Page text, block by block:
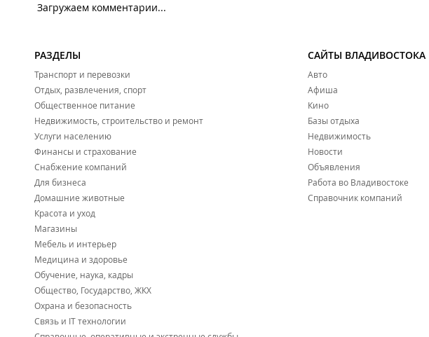
Загружаем комментарии...
РАЗДЕЛЫ
Транспорт и перевозки
Отдых, развлечения, спорт
Общественное питание
Недвижимость, строительство и ремонт
Услуги населению
Финансы и страхование
Снабжение компаний
Для бизнеса
Домашние животные
Красота и уход
Магазины
Мебель и интерьер
Медицина и здоровье
Обучение, наука, кадры
Общество, Государство, ЖКХ
Охрана и безопасность
Связь и IT технологии
САЙТЫ ВЛАДИВОСТОКА
Авто
Афиша
Кино
Базы отдыха
Недвижимость
Новости
Объявления
Работа во Владивостоке
Справочник компаний